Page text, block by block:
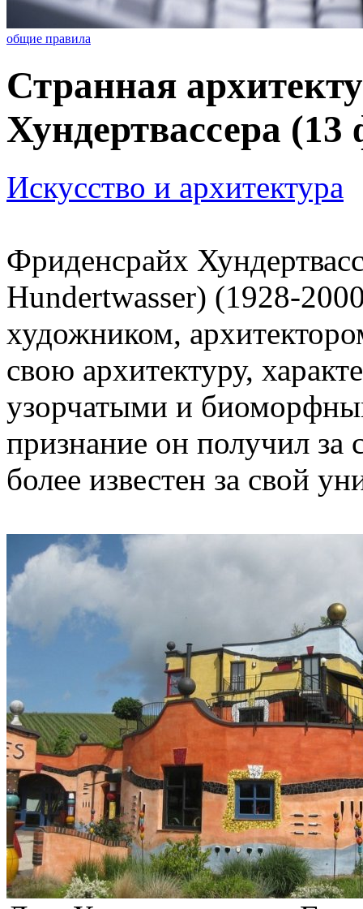
общие правила
Странная
Хундертвассера (13
Искусство и архитектура
Фриденсрайх
Hundertwasser) (1928-
художником,
свою архитектуру,
узорчатыми и
признание он получил за
более известен за свой